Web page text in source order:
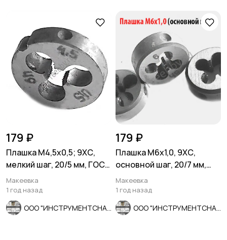
179 ₽
Плашка М4,5х0,5; 9ХС,
мелкий шаг, 20/5 мм, ГОСТ
7740-71, СССР
Макеевка
1 год назад
179 ₽
Плашка М6х1,0, 9ХС,
основной шаг, 20/7 мм,
ГОСТ 7740-71.
Макеевка
1 год назад